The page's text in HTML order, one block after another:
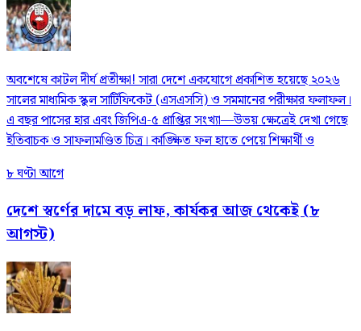
​অবশেষে কাটল দীর্ঘ প্রতীক্ষা! সারা দেশে একযোগে প্রকাশিত হয়েছে ২০২৬
সালের মাধ্যমিক স্কুল সার্টিফিকেট (এসএসসি) ও সমমানের পরীক্ষার ফলাফল।
এ বছর পাসের হার এবং জিপিএ-৫ প্রাপ্তির সংখ্যা—উভয় ক্ষেত্রেই দেখা গেছে
ইতিবাচক ও সাফল্যমণ্ডিত চিত্র। কাঙ্ক্ষিত ফল হাতে পেয়ে শিক্ষার্থী ও
৮ ঘণ্টা আগে
দেশে স্বর্ণের দামে বড় লাফ, কার্যকর আজ থেকেই (৮
আগস্ট)